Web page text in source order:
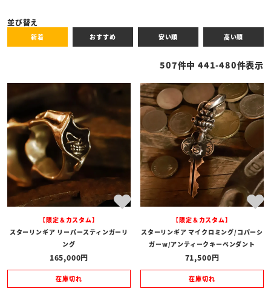
商品タイプ
全ての商品
予約商品 セール商品
カテゴリ
ブランド
在庫の有無
在庫あり
在庫なしを含む
並び替え
新着 おすすめ 安い順 高い順
507件中 441-480件表示
【限定＆カスタム】
スターリンギア リーパースティンガーリ
ング
165,000
在庫切れ
【限定＆カスタム】
スターリンギア マイクロミング/コパーシ
ガーw/アンティークキーペンダント
71,500
在庫切れ